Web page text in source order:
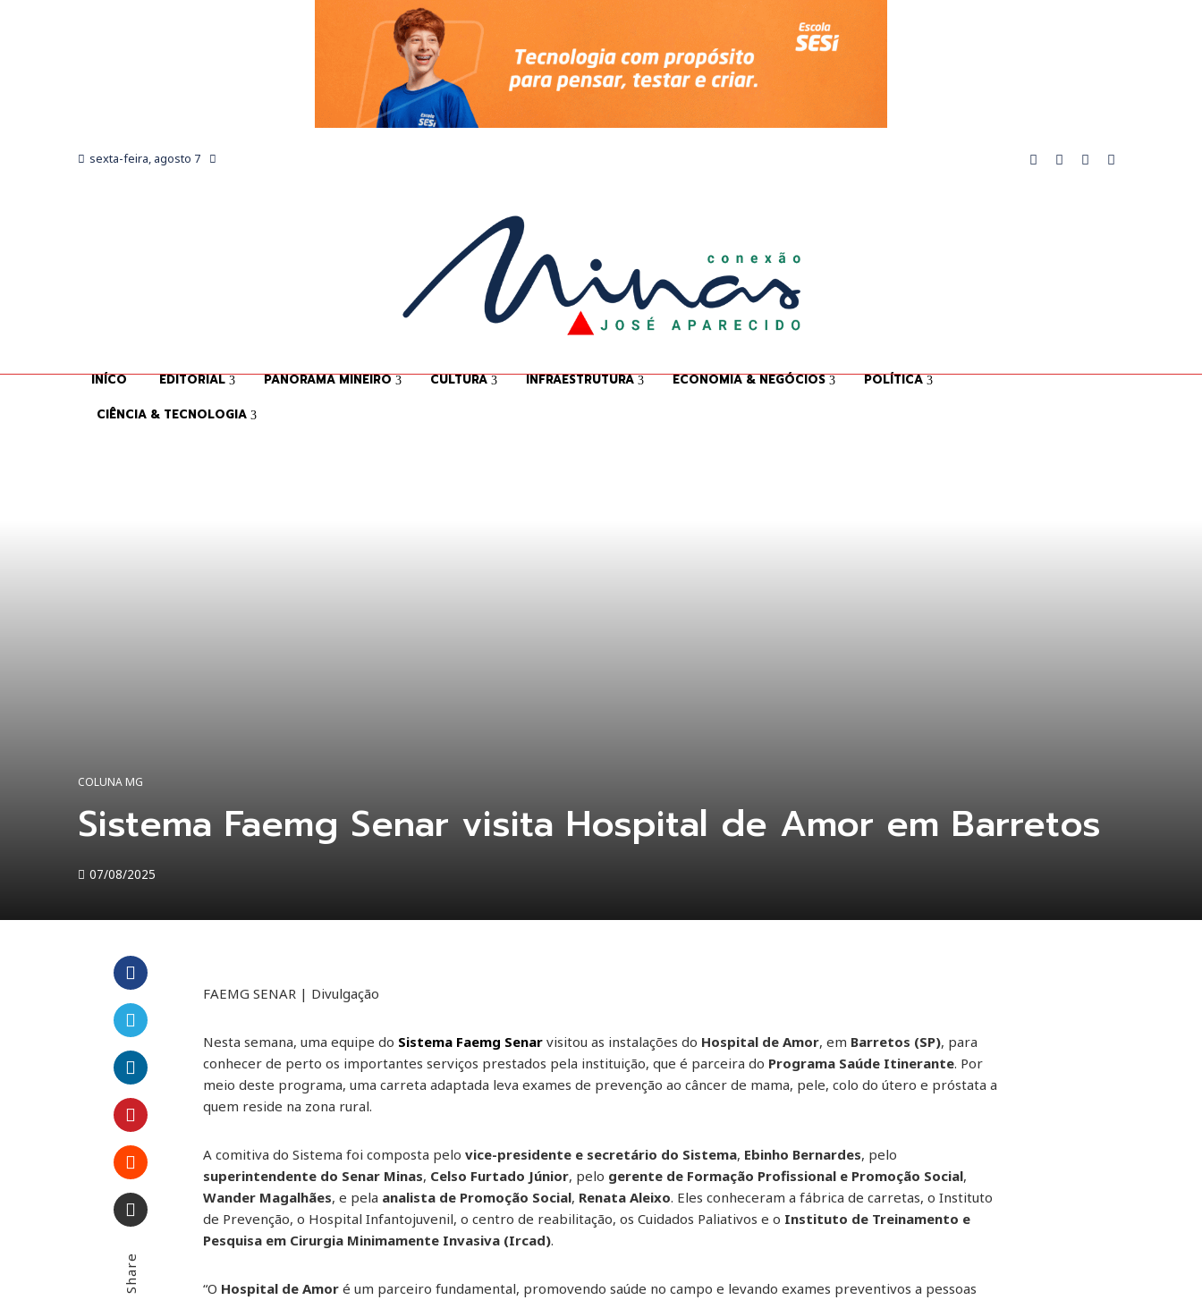
sexta-feira, agosto 7
INÍCO EDITORIAL PANORAMA MINEIRO CULTURA INFRAESTRUTURA ECONOMIA & NEGÓCIOS POLÍTICA
CIÊNCIA & TECNOLOGIA
COLUNA MG
Sistema Faemg Senar visita Hospital de Amor em Barretos
07/08/2025
Facebook
Twitter
LinkedIn
Pinterest
Stumbleupon
Share
FAEMG SENAR | Divulgação
Nesta semana, uma equipe do Sistema Faemg Senar visitou as instalações do Hospital de Amor, em Barretos (SP), para
conhecer de perto os importantes serviços prestados pela instituição, que é parceira do Programa Saúde Itinerante. Por
meio deste programa, uma carreta adaptada leva exames de prevenção ao câncer de mama, pele, colo do útero e próstata a
quem reside na zona rural.
A comitiva do Sistema foi composta pelovice-presidente e secretário do Sistema, Ebinho Bernardes, pelo
superintendente do Senar Minas, Celso Furtado Júnior, pelo gerente de Formação Profissional e Promoção Social,
Wander Magalhães, e pela analista de Promoção Social, Renata Aleixo. Eles conheceram a fábrica de carretas, o Instituto
de Prevenção, o Hospital Infantojuvenil, o centro de reabilitação, os Cuidados Paliativos e o Instituto de Treinamento e
Pesquisa em Cirurgia Minimamente Invasiva (Ircad).
“O Hospital de Amor é um parceiro fundamental, promovendo saúde no campo e levando exames preventivos a pessoas